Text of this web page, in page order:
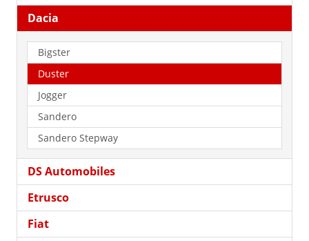
Dacia
Bigster
Duster
Jogger
Sandero
Sandero Stepway
DS Automobiles
Etrusco
Fiat